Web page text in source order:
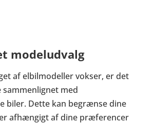
modeludvalg
af elbilmodeller vokser, er det
med
biler. Dette kan begrænse dine
afhængigt af dine præferencer